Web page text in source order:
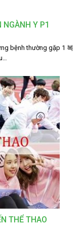
NGÀNH Y P1
bệnh thường gặp 1 복
THỂ THAO